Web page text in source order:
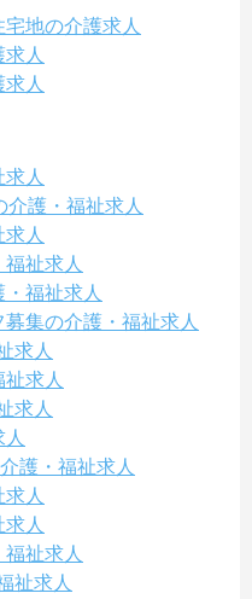
地の介護求人
人
人
人
護・福祉求人
人
祉求人
福祉求人
集の介護・福祉求人
求人
求人
求人
護・福祉求人
人
人
祉求人
祉求人